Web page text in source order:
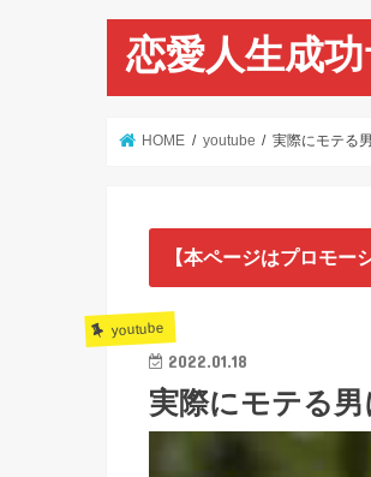
恋愛人生成
HOME youtube 実際にモテる
【本ページはプロモー
youtube
2022.01.18
実際にモテる